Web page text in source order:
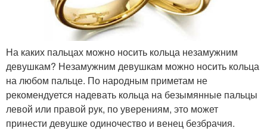
На каких пальцах можно носить кольца незамужним
девушкам? Незамужним девушкам можно носить кольца
на любом пальце. По народным приметам не
рекомендуется надевать кольца на безымянные пальцы
левой или правой рук, по уверениям, это может
принести девушке одиночество и венец безбрачия.